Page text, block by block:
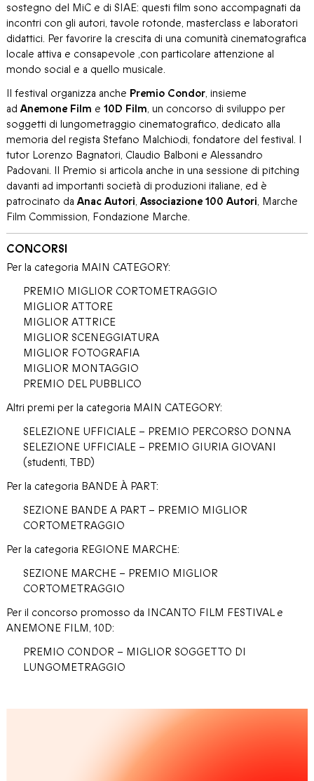
sostegno del MiC e di SIAE: questi film sono accompagnati da
incontri con gli autori, tavole rotonde, masterclass e laboratori
didattici. Per favorire la crescita di una comunità cinematografica
locale attiva e consapevole ,con particolare attenzione al
mondo social e a quello musicale.
Il festival organizza anche Premio Condor, insieme
ad Anemone Film e 10D Film, un concorso di sviluppo per
soggetti di lungometraggio cinematografico, dedicato alla
memoria del regista Stefano Malchiodi, fondatore del festival. I
tutor Lorenzo Bagnatori, Claudio Balboni e Alessandro
Padovani. Il Premio si articola anche in una sessione di pitching
davanti ad importanti società di produzioni italiane, ed è
patrocinato da Anac Autori, Associazione 100 Autori, Marche
Film Commission, Fondazione Marche.
CONCORSI
Per la categoria MAIN CATEGORY:
PREMIO MIGLIOR CORTOMETRAGGIO
MIGLIOR ATTORE
MIGLIOR ATTRICE
MIGLIOR SCENEGGIATURA
MIGLIOR FOTOGRAFIA
MIGLIOR MONTAGGIO
PREMIO DEL PUBBLICO
Altri premi per la categoria MAIN CATEGORY:
SELEZIONE UFFICIALE – PREMIO PERCORSO DONNA
SELEZIONE UFFICIALE – PREMIO GIURIA GIOVANI
(studenti, TBD)
Per la categoria BANDE À PART:
SEZIONE BANDE A PART – PREMIO MIGLIOR
CORTOMETRAGGIO
Per la categoria REGIONE MARCHE:
SEZIONE MARCHE – PREMIO MIGLIOR
CORTOMETRAGGIO
Per il concorso promosso da INCANTO FILM FESTIVAL e
ANEMONE FILM, 10D:
PREMIO CONDOR – MIGLIOR SOGGETTO DI
LUNGOMETRAGGIO